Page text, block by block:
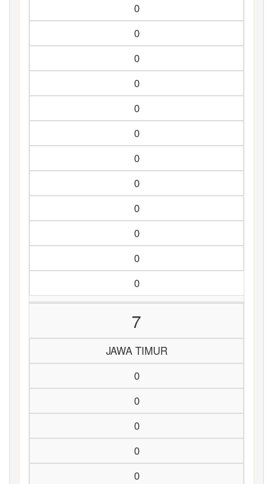
0
0
0
0
0
0
0
0
0
0
0
0
7
JAWA TIMUR
0
0
0
0
0